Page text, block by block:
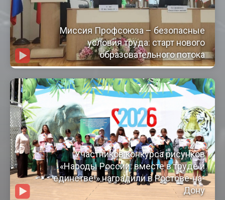
Миссия Профсоюза – безопасные
условия труда: старт нового
образовательного потока
Участников конкурса рисунков
«Народы России: вместе в труде и
единстве!» наградили в Ростове-на-
Дону